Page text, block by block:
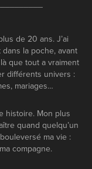
de 20 ans. J’ai
la poche, avant
que tout a vraiment
différents univers :
mariages…
histoire. Mon plus
quand quelqu’un
ma vie :
compagne.